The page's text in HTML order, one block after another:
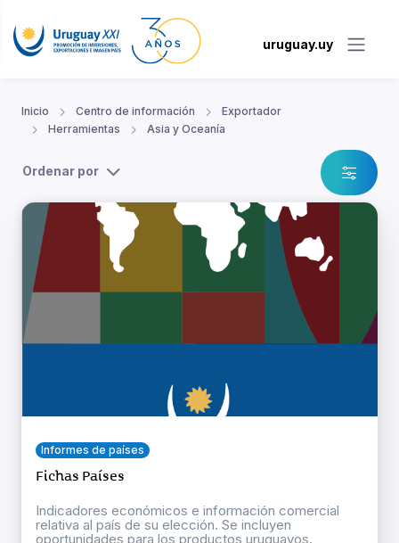
uruguay.uy
Inicio Centro de información
Exportador
Herramientas
Asia y Oceanía
Ordenar por
Informes de países
Fichas Países
Indicadores económicos e información comercial
relativa al país de su elección. Se incluyen
oportunidades para los productos uruguayos.